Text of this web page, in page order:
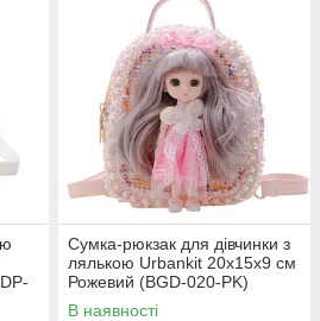
Сумка-рюкзак для дівчинки з
лялькою Urbankit 20x15x9 см
Рожевий (BGD-020-PK)
В наявності